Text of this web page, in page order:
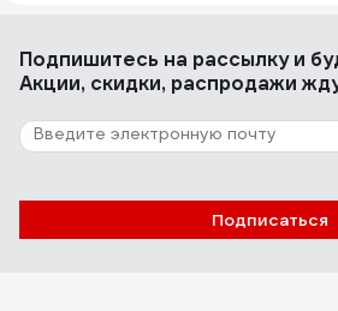
Подпишитесь на рассылкуи
Акции, скидки, распродажи
Подписаться